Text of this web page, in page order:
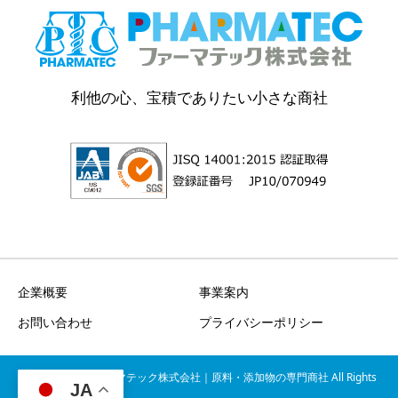
利他の心、宝積でありたい小さな商社
企業概要
事業案内
お問い合わせ
プライバシーポリシー
Copyright © ファーマテック株式会社｜原料・添加物の専門商社 All Rights
JA